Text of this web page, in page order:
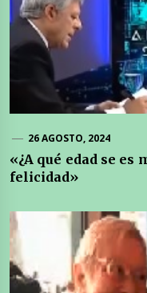
26 AGOSTO, 2024
«¿A qué edad se es
felicidad»